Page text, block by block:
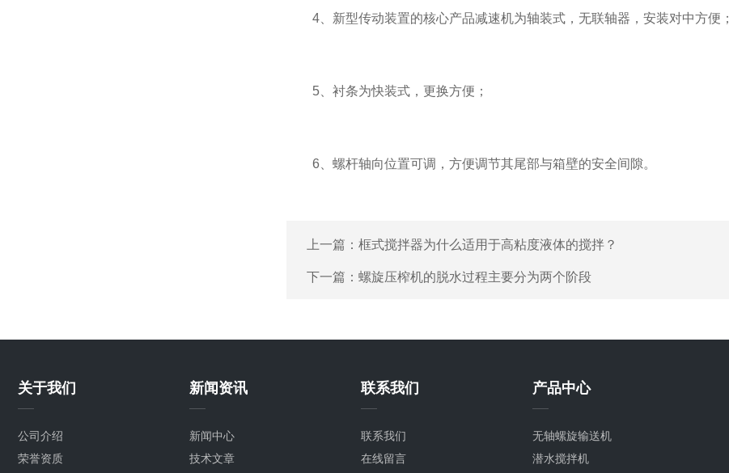
4、新型传动装置的核心产品减速机为轴装式，无联轴器，安装对中方便；
5、衬条为快装式，更换方便；
6、螺杆轴向位置可调，方便调节其尾部与箱壁的安全间隙。
上一篇： 框式搅拌器为什么适用于高粘度液体的搅拌？
下一篇： 螺旋压榨机的脱水过程主要分为两个阶段
关于我们
公司介绍
荣誉资质
新闻资讯
新闻中心
技术文章
联系我们
联系我们
在线留言
产品中心
无轴螺旋输送机
潜水搅拌机